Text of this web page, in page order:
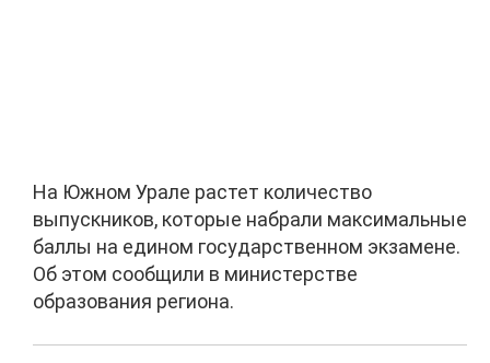
На Южном Урале растет количество
выпускников, которые набрали максимальные
баллы на едином государственном экзамене.
Об этом сообщили в министерстве
образования региона.